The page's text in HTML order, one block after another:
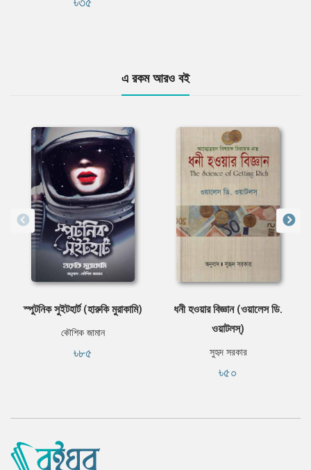
এ রকম আরও বই
স্পুটনিক সুইটহার্ট (হারুকি মুরাকামি)
কৌশিক জামান
৳৮৫
ধনী হওয়ার বিজ্ঞান (ওয়ালেস ডি.
ওয়াটলস্‌)
সুহৃদ সরকার
৳৫০